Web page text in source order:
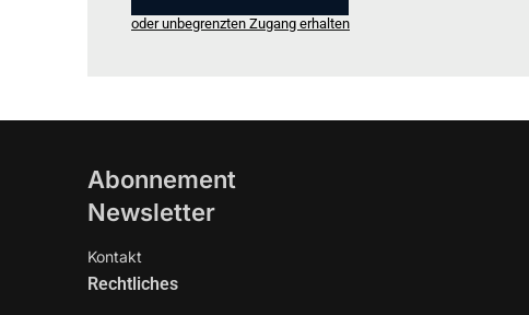
oder unbegrenzten Zugang erhalten
Abonnement
Newsletter
Kontakt
Rechtliches